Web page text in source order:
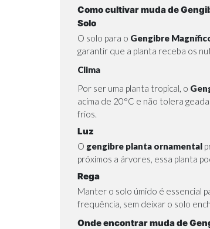
Como cultivar muda de
Solo
O solo para o Gengibre
garantir que a planta receba os
Clima
Por ser uma planta tropical, o
acima de 20°C e não tolera
frios.
Luz
O gengibre planta ornamental
próximos a árvores, essa planta
Rega
Manter o solo úmido é essencial
frequência, sem deixar o solo
Onde encontrar muda de